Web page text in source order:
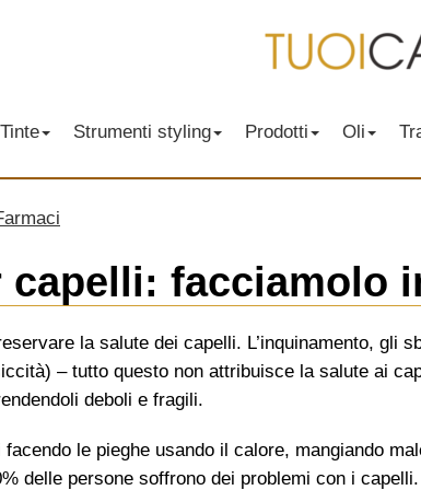
Tinte Strumenti styling Prodotti Oli
capelli: facciamolo
la salute dei capelli. L’inquinamento, gli
– tutto questo non attribuisce la salute ai
deboli e fragili.
le pieghe usando il calore, mangiando
delle persone soffrono dei problemi con i